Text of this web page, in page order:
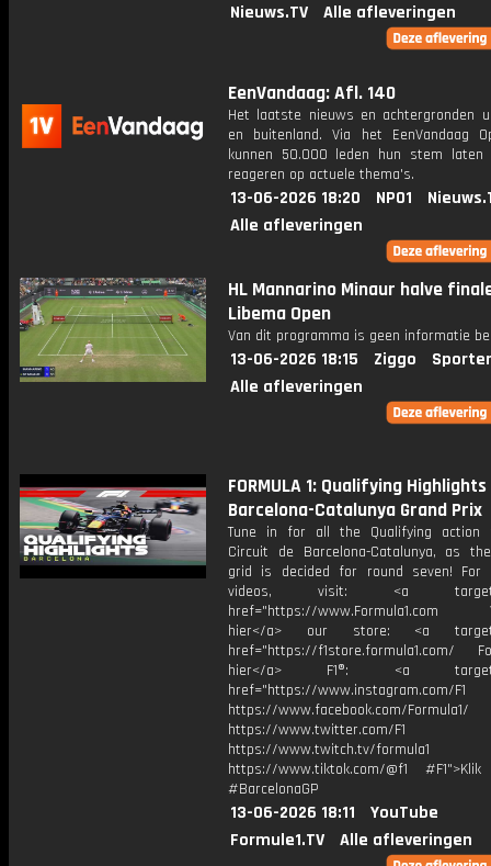
Nieuws.TV
Alle afleveringen
EenVandaag: Afl. 140
Het laatste nieuws en achtergronden
en buitenland. Via het EenVandaag
kunnen 50.000 leden hun stem laten
reageren op actuele thema's.
13-06-2026 18:20 NPO1
Alle afleveringen
HL Mannarino Minaur halve
Libema Open
Van dit programma is geen informatie
13-06-2026 18:15 Ziggo
Alle afleveringen
FORMULA 1: Qualifying
Barcelona-Catalunya Grand Prix
Tune in for all the Qualifying action
Circuit de Barcelona-Catalunya, as
grid is decided for round seven! For
videos, visit: <a
href="https://www.Formula1.com
hier</a> our store: <a
href="https://f1store.formula1.com/
hier</a> F1®: <a
href="https://www.instagram.com/F1
https://www.facebook.com/Formula1/
https://www.twitter.com/F1
https://www.twitch.tv/formula1
https://www.tiktok.com/@f1
#BarcelonaGP
13-06-2026 18:11
YouTube
Formule1.TV
Alle afleveringen